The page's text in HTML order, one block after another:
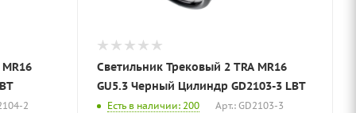
2
Светильник Трековый 2 TRA MR16
GU5.3 Черный Цилиндр GD2103-3 LBT
Есть в наличии: 200 Арт.: GD2103-3